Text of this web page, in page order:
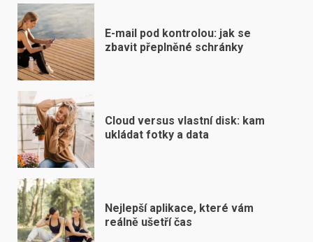
E-mail pod kontrolou: jak se
zbavit přeplněné schránky
Cloud versus vlastní disk: kam
ukládat fotky a data
Nejlepší aplikace, které vám
reálně ušetří čas